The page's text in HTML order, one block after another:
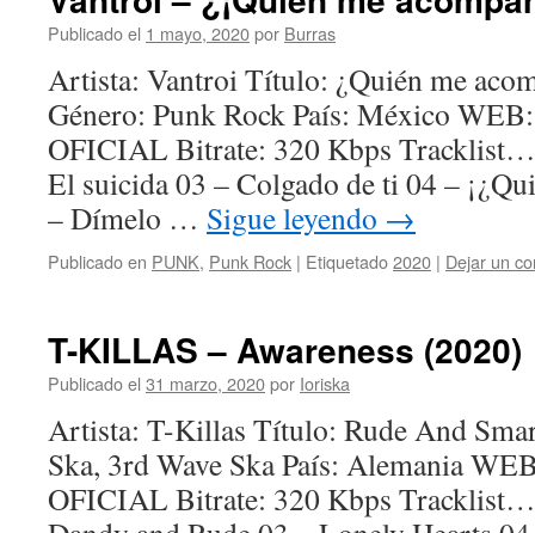
Publicado el 1 mayo, 2020por Burras
Artista: Vantroi Título: ¿Quién me
Género: Punk Rock País: México
OFICIAL Bitrate: 320 Kbps
El suicida 03 – Colgado de ti 04 –
– Dímelo … Sigue leyendo →
Publicado en PUNK, Punk Rock | Etiquetado2020 | Dejar un
T-KILLAS – Awareness (2020)
Publicado el 31 marzo, 2020por Ioriska
Artista: T-Killas Título: Rude And
Ska, 3rd Wave Ska País: Alemania
OFICIAL Bitrate: 320 Kbps